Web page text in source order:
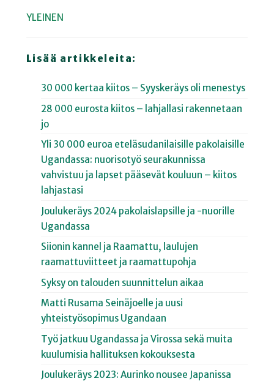
YLEINEN
Lisää artikkeleita:
30 000 kertaa kiitos – Syyskeräys oli menestys
28 000 eurosta kiitos – lahjallasi rakennetaan
jo
Yli 30 000 euroa eteläsudanilaisille pakolaisille
Ugandassa: nuorisotyö seurakunnissa
vahvistuu ja lapset pääsevät kouluun – kiitos
lahjastasi
Joulukeräys 2024 pakolaislapsille ja -nuorille
Ugandassa
Siionin kannel ja Raamattu, laulujen
raamattuviitteet ja raamattupohja
Syksy on talouden suunnittelun aikaa
Matti Rusama Seinäjoelle ja uusi
yhteistyösopimus Ugandaan
Työ jatkuu Ugandassa ja Virossa sekä muita
kuulumisia hallituksen kokouksesta
Joulukeräys 2023: Aurinko nousee Japanissa